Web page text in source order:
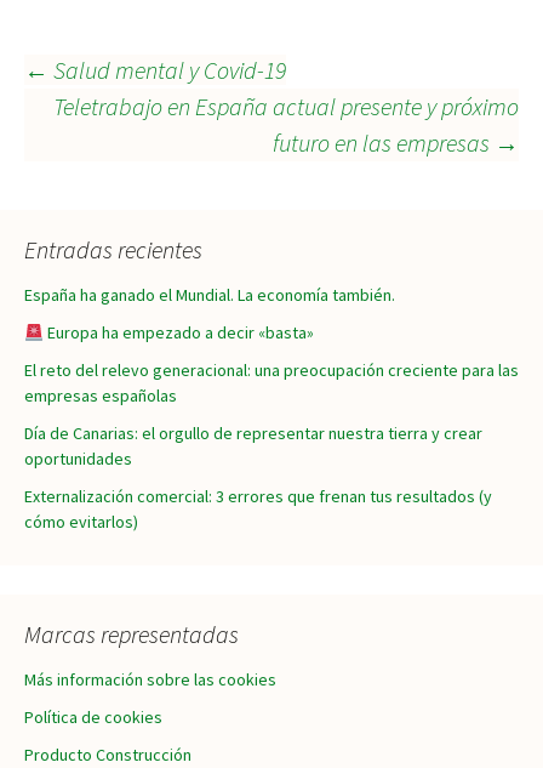
Navegación
entradas
← Salud mental y Covid-19
Teletrabajo en España actual presente y próximo
futuro en las empresas →
Entradas recientes
España ha ganado el Mundial. La economía también.
Europa ha empezado a decir «basta»
El reto del relevo generacional: una preocupación creciente para las
empresas españolas
Día de Canarias: el orgullo de representar nuestra tierra y crear
oportunidades
Externalización comercial: 3 errores que frenan tus resultados (y
cómo evitarlos)
Marcas representadas
Más información sobre las cookies
Política de cookies
Producto Construcción